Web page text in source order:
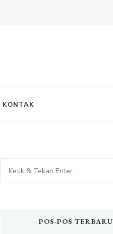
KONTAK
Mencari
Sesuatu?
POS-POS TERBARU